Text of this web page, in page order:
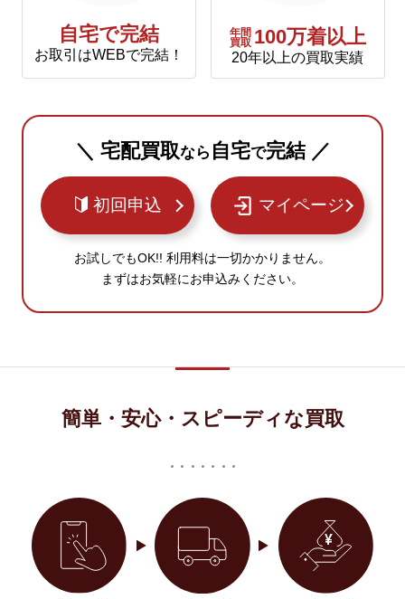
自宅で完結
お取引はWEBで完結！
年間
買取 100万着以上
20年以上の買取実績
＼ 宅配買取なら 自宅で完結 ／
初回申込 マイページ
お試しでもOK!! 利用料は一切かかりません。
まずはお気軽にお申込みください。
簡単・安心・スピーディな買取